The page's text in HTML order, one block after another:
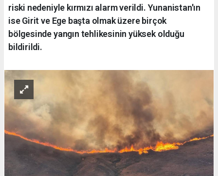
riski nedeniyle kırmızı alarm verildi. Yunanistan'ın
ise Girit ve Ege başta olmak üzere birçok
bölgesinde yangın tehlikesinin yüksek olduğu
bildirildi.